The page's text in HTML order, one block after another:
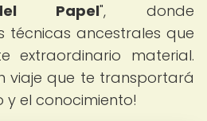
Papel", donde
técnicas ancestrales que
extraordinario material.
viaje que te transportará
el conocimiento!